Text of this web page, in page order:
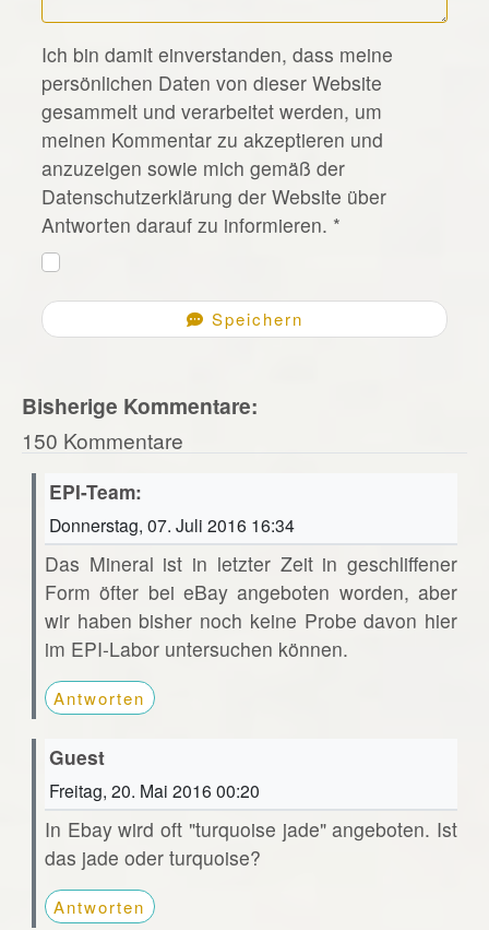
*
Ich bin damit einverstanden, dass meine
persönlichen Daten von dieser Website
gesammelt und verarbeitet werden, um
meinen Kommentar zu akzeptieren und
anzuzeigen sowie mich gemäß der
Datenschutzerklärung der Website über
Antworten darauf zu informieren. *
Speichern
Bisherige Kommentare:
150 Kommentare
EPI-Team:
Donnerstag, 07. Juli 2016 16:34
Das Mineral ist in letzter Zeit in geschliffener
Form öfter bei eBay angeboten worden, aber
wir haben bisher noch keine Probe davon hier
im EPI-Labor untersuchen können.
Antworten
Guest
Freitag, 20. Mai 2016 00:20
In Ebay wird oft "turquoise jade" angeboten. Ist
das jade oder turquoise?
Antworten